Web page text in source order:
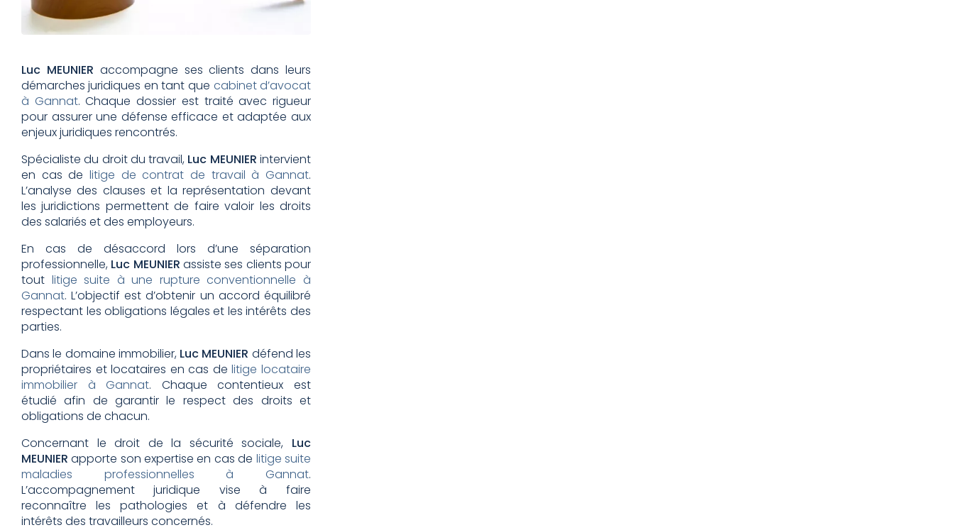
Luc MEUNIER accompagne ses clients dans leurs
démarches juridiques en tant que cabinet d’avocat
à Gannat. Chaque dossier est traité avec rigueur
pour assurer une défense efficace et adaptée aux
enjeux juridiques rencontrés.
Spécialiste du droit du travail, Luc MEUNIER intervient
en cas de litige de contrat de travail à Gannat.
L’analyse des clauses et la représentation devant
les juridictions permettent de faire valoir les droits
des salariés et des employeurs.
En cas de désaccord lors d’une séparation
professionnelle, Luc MEUNIER assiste ses clients pour
tout litige suite à une rupture conventionnelle à
Gannat. L’objectif est d’obtenir un accord équilibré
respectant les obligations légales et les intérêts des
parties.
Dans le domaine immobilier, Luc MEUNIER défend les
propriétaires et locataires en cas delitige locataire
immobilier à Gannat. Chaque contentieux est
étudié afin de garantir le respect des droits et
obligations de chacun.
Concernant le droit de la sécurité sociale, Luc
MEUNIER apporte son expertise en cas de litige suite
maladies professionnelles à Gannat.
L’accompagnement juridique vise à faire
reconnaître les pathologies et à défendre les
intérêts des travailleurs concernés.